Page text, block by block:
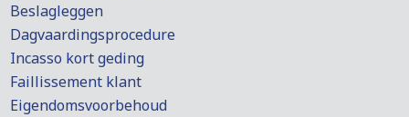
Beslagleggen
Dagvaardingsprocedure
Incasso kort geding
Faillissement klant
Eigendomsvoorbehoud